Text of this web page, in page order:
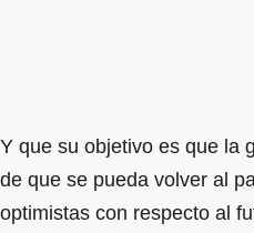
Y que su objetivo es que la
de que se pueda volver al
optimistas con respecto al